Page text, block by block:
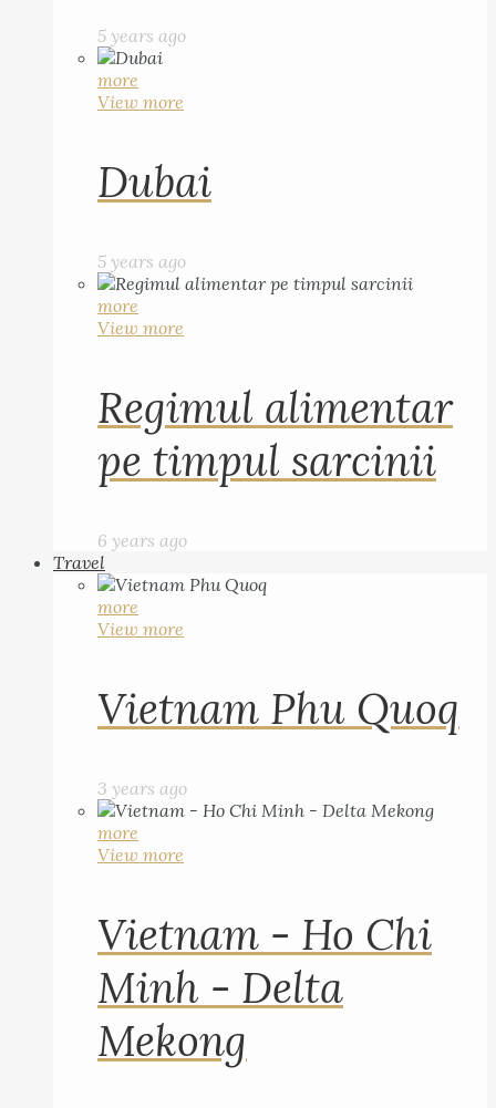
5 years ago
more
View more
Dubai
5 years ago
more
View more
Regimul alimentar
pe timpul sarcinii
6 years ago
Travel
more
View more
Vietnam Phu Quoq
3 years ago
more
View more
Vietnam - Ho Chi
Minh - Delta
Mekong